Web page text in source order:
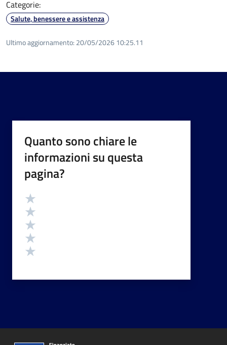
Categorie:
Salute, benessere e assistenza
Ultimo aggiornamento: 20/05/2026 10:25.11
Quanto sono chiare le
informazioni su questa
pagina?
Valutazione